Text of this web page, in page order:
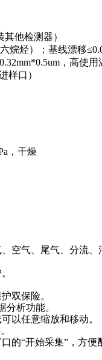
其他检测器）
六烷烃）；基线漂移≤
，高使用
样口）
，干燥
空气、尾气、分流、
双保险。
析功能。
以任意缩放和移动。
的“开始采集” ，方